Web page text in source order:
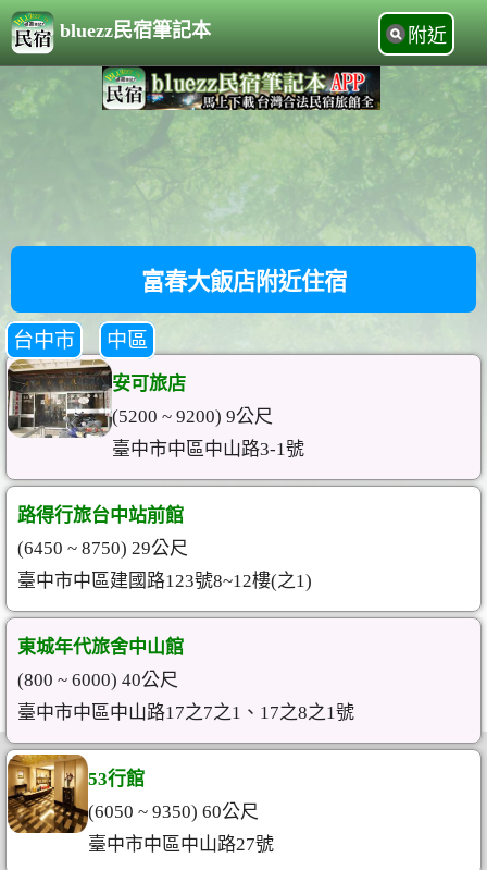
bluezz民宿筆記本 附近
富春大飯店附近住宿
台中市 中區
安可旅店
(5200 ~ 9200) 9公尺
臺中市中區中山路3-1號
路得行旅台中站前館
(6450 ~ 8750) 29公尺
臺中市中區建國路123號8~12樓(之1)
東城年代旅舍中山館
(800 ~ 6000) 40公尺
臺中市中區中山路17之7之1、17之8之1號
53行館
(6050 ~ 9350) 60公尺
臺中市中區中山路27號